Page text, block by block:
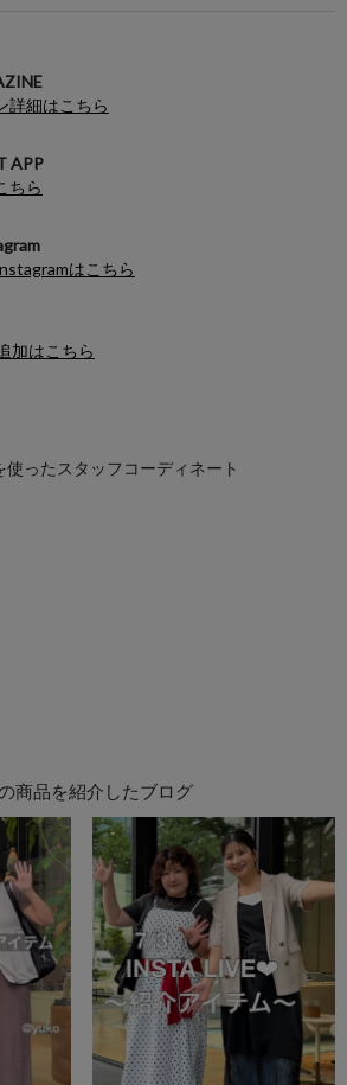
詳細はこちら
APP
ちら
はこちら
加はこちら
商品を紹介したブログ